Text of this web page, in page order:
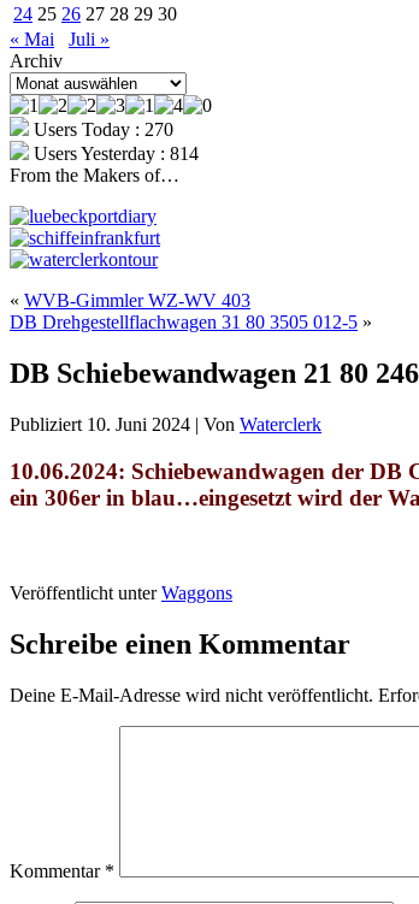
24 25 26 27 28 29 30
« Mai
Juli »
Archiv
Archiv
Users Today : 270
Users Yesterday : 814
From the Makers of…
« WVB-Gimmler WZ-WV 403
DB Drehgestellflachwagen 31 80 3505 012-5 »
DB Schiebewandwagen 21 80
Publiziert 10. Juni 2024 | Von Waterclerk
10.06.2024: Schiebewandwagen der
ein 306er in blau…eingesetzt wird der
Veröffentlicht unter Waggons
Schreibe einen Kommentar
Deine E-Mail-Adresse wird nicht veröffentlicht.
Kommentar *